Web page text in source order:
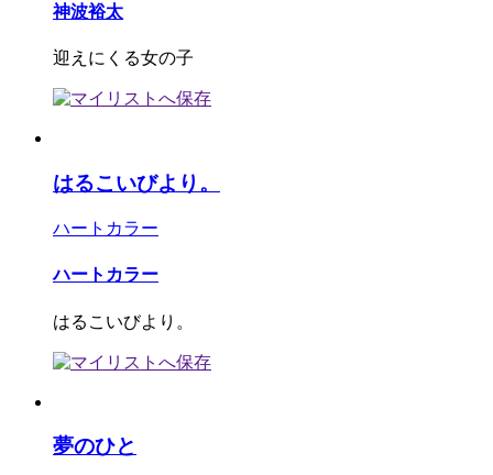
神波裕太
迎えにくる女の子
はるこいびより。
ハートカラー
ハートカラー
はるこいびより。
夢のひと